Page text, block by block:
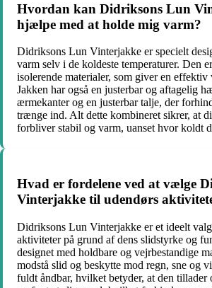
Hvordan kan Didriksons Lun
hjælpe med at holde mig varm?
Didriksons Lun Vinterjakke er specielt
varm selv i de koldeste temperaturer. Den
isolerende materialer, som giver en effektiv
Jakken har også en justerbar og aftagelig
ærmekanter og en justerbar talje, der
trænge ind. Alt dette kombineret sikrer, at
forbliver stabil og varm, uanset hvor koldt
Hvad er fordelene ved at vælge
Vinterjakke til udendørs
Didriksons Lun Vinterjakke er et ideelt
aktiviteter på grund af dens slidstyrke og
designet med holdbare og vejrbestandige
modstå slid og beskytte mod regn, sne og
fuldt åndbar, hvilket betyder, at den tillader